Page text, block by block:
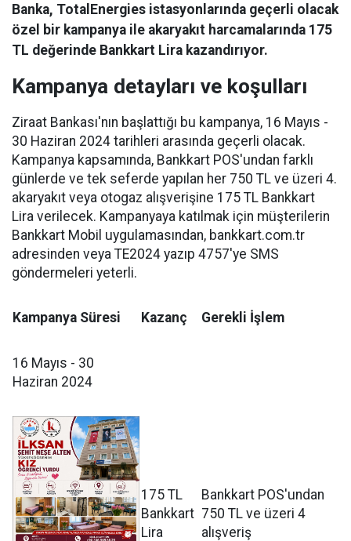
Banka, TotalEnergies istasyonlarında geçerli olacak
özel bir kampanya ile akaryakıt harcamalarında 175
TL değerinde Bankkart Lira kazandırıyor.
Kampanya detayları ve koşulları
Ziraat Bankası'nın başlattığı bu kampanya, 16 Mayıs -
30 Haziran 2024 tarihleri arasında geçerli olacak.
Kampanya kapsamında, Bankkart POS'undan farklı
günlerde ve tek seferde yapılan her 750 TL ve üzeri 4.
akaryakıt veya otogaz alışverişine 175 TL Bankkart
Lira verilecek. Kampanyaya katılmak için müşterilerin
Bankkart Mobil uygulamasından, bankkart.com.tr
adresinden veya TE2024 yazıp 4757'ye SMS
göndermeleri yeterli.
Kampanya Süresi Kazanç Gerekli İşlem
16 Mayıs - 30
Haziran 2024
175 TL
Bankkart
Lira
Bankkart POS'undan
750 TL ve üzeri 4
alışveriş